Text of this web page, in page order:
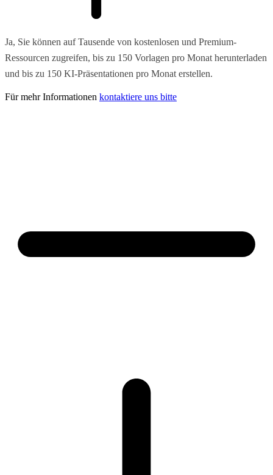
Ja, Sie können auf Tausende von kostenlosen und Premium-
Ressourcen zugreifen, bis zu 150 Vorlagen pro Monat herunterladen
und bis zu 150 KI-Präsentationen pro Monat erstellen.
Für mehr Informationen kontaktiere uns bitte